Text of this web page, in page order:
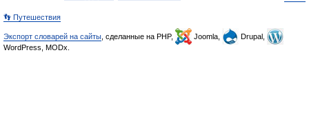
👣 Путешествия
Экспорт словарей на сайты , сделанные на PHP, Joomla,
Drupal,
WordPress, MODx.